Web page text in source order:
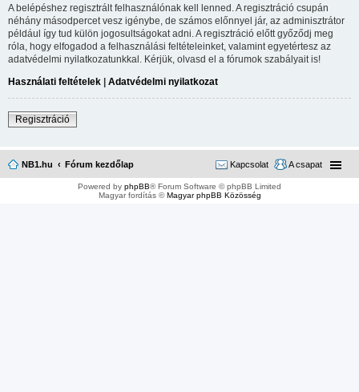
A belépéshez regisztrált felhasználónak kell lenned. A regisztráció csupán
néhány másodpercet vesz igénybe, de számos előnnyel jár, az adminisztrátor
például így tud külön jogosultságokat adni. A regisztráció előtt győződj meg
róla, hogy elfogadod a felhasználási feltételeinket, valamint egyetértesz az
adatvédelmi nyilatkozatunkkal. Kérjük, olvasd el a fórumok szabályait is!
Használati feltételek | Adatvédelmi nyilatkozat
Regisztráció
NB1.hu Fórum kezdőlap A csapat
Kapcsolat
Powered by phpBB® Forum Software © phpBB Limited
Magyar fordítás ©Magyar phpBB Közösség